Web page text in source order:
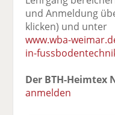
und Anmeldung
klicken) und unter
www.wba-
in-
Der BTH-Heimtex
anmelden